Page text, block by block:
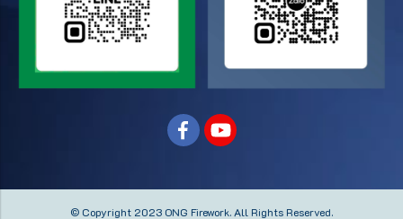
© Copyright 2023 ONG Firework.All Rights Reserved.